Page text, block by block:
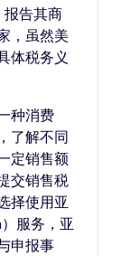
报告其商
，虽然美
体税务义
种消费
了解不同
定销售额
交销售税
择使用亚
服务，亚
申报事